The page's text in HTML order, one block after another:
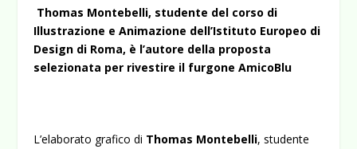
Thomas Montebelli, studente del corso di
Illustrazione e Animazione dell’Istituto Europeo di
Design di Roma, è l’autore della proposta
selezionata per rivestire il furgone AmicoBlu
L’elaborato grafico di Thomas Montebelli, studente